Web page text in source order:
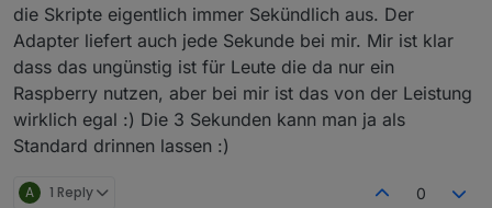
die Skripte eigentlich immer Sekündlich aus. Der
Adapter liefert auch jede Sekunde bei mir. Mir ist klar
dass das ungünstig ist für Leute die da nur ein
Raspberry nutzen, aber bei mir ist das von der Leistung
wirklich egal :) Die 3 Sekunden kann man ja als
Standard drinnen lassen :)
A 1 Reply 0